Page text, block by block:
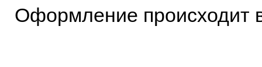
Оформление происходит